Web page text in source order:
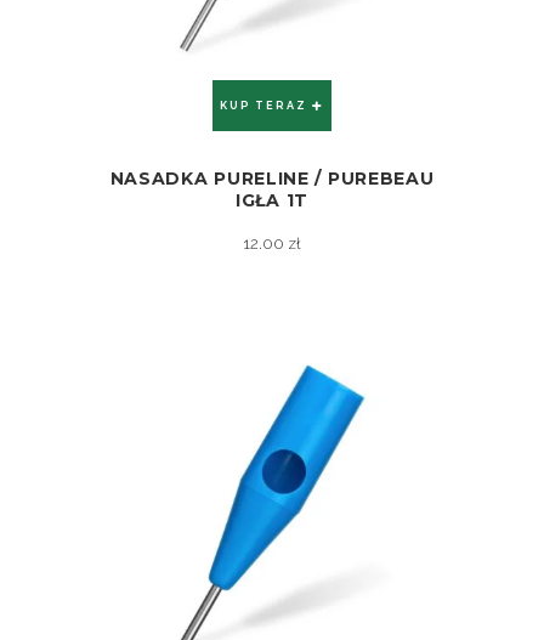
ZOBACZ
KUP TERAZ
NASADKA PURELINE / PUREBEAU
IGŁA 1T
12.00 zł